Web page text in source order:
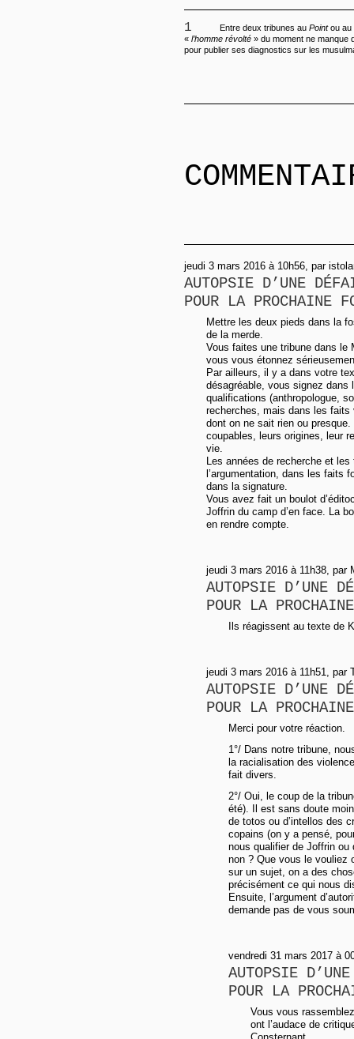
1 Entre deux tribunes au Pointou au
« l’homme révolté » du moment ne manque
pour publier ses diagnostics sur les
jeudi 3 mars 2016 à 10h56, par
AUTOPSIE D’UNE
POUR LA PROCHAINE
Mettre les deux pieds dans la
de la merde.
Vous faites une tribune dans le
vous vous étonnez
Par ailleurs, il y a dans votre
désagréable, vous signez dans
qualifications (anthropologue,
recherches, mais dans les faits
dont on ne sait rien ou
coupables, leurs origines, leur
vie.
Les années de recherche et
l’argumentation, dans les faits
dans la signature.
Vous avez fait un boulot
Joffrin du camp d’en face. La
en rendre compte.
jeudi 3 mars 2016 à 11h38, par
AUTOPSIE D’UNE
POUR LA
Ils réagissent au texte de
jeudi 3 mars 2016 à 11h51, par
AUTOPSIE D’UNE
POUR LA
Merci pour votre réaction.
1°/ Dans notre tribune,
la racialisation des
fait divers.
2°/ Oui, le coup de la
été). Il est sans doute
de totos ou d’intellos des
copains (on y a pensé,
nous qualifier de Joffrin ou
non ? Que vous le vouliez
sur un sujet, on a des
précisément ce qui nous
Ensuite, l’argument
demande pas de vous
vendredi 31 mars 2017 à
AUTOPSIE
POUR LA
Vous vous
ont l’audace de